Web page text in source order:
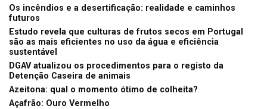
Os incêndios e a desertificação: realidade e caminhos
futuros
Estudo revela que culturas de frutos secos em Portugal
são as mais eficientes no uso da água e eficiência
sustentável
DGAV atualizou os procedimentos para o registo da
Detenção Caseira de animais
Azeitona: qual o momento ótimo de colheita?
Açafrão: Ouro Vermelho